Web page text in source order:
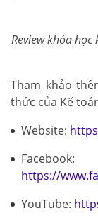
Review khóa
Tham khảo
thức của Kế
Website:
Facebook:
https://
YouTube: